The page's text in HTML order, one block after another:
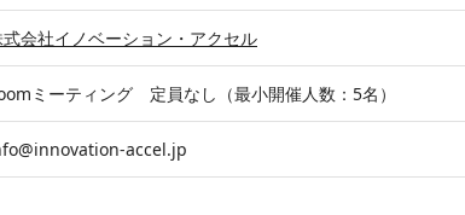
会社イノベーション・アクセル
ミーティング 定員なし（最小開催人数：5名）
accel.jp